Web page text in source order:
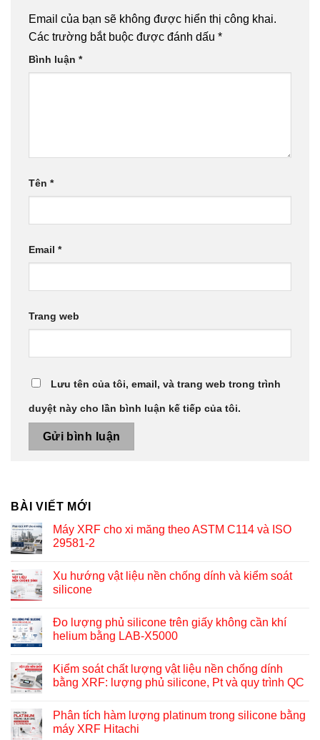
Email của bạn sẽ không được hiển thị công khai.
Các trường bắt buộc được đánh dấu *
Bình luận *
Tên *
Email *
Trang web
Lưu tên của tôi, email, và trang web trong trình
duyệt này cho lần bình luận kế tiếp của tôi.
BÀI VIẾT MỚI
Máy XRF cho xi măng theo ASTM C114 và ISO
29581-2
Xu hướng vật liệu nền chống dính và kiểm soát
silicone
Đo lượng phủ silicone trên giấy không cần khí
helium bằng LAB-X5000
Kiểm soát chất lượng vật liệu nền chống dính
bằng XRF: lượng phủ silicone, Pt và quy trình QC
Phân tích hàm lượng platinum trong silicone bằng
máy XRF Hitachi